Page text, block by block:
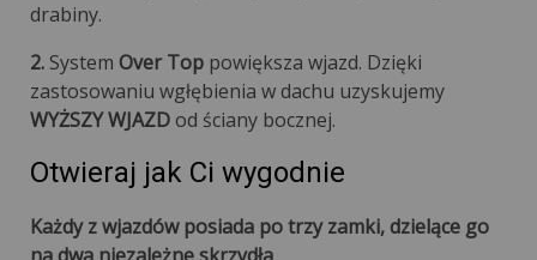
drabiny.
2. System Over Top powiększa wjazd. Dzięki
zastosowaniu wgłębienia w dachu uzyskujemy
WYŻSZY WJAZDod ściany bocznej.
Otwieraj jak Ci wygodnie
Każdy z wjazdów posiada po trzy zamki, dzielące go